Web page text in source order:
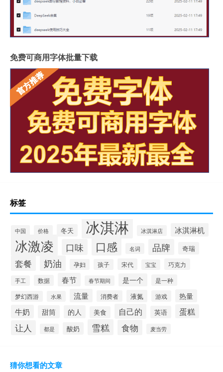
免费可商用字体批量下载
标签
中国 价格 冬天 冰淇淋 冰淇淋店 冰淇淋机
冰激凌 口味 口感 名词 品牌 奇瑞
套餐 奶油 孕妇 孩子 宋代 宝宝 巧克力
手工 数据 春节 春节期间 是一个 是一种
梦幻西游 水果 流量 消费者 液氮 游戏 热量
牛奶 甜筒 的人 美食 自己的 英语 蛋糕
让人 都是 酸奶 雪糕 食物 麦当劳
猜你想看的文章